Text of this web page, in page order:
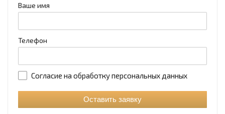
Ваше имя
Телефон
Согласие на обработку персональных данных